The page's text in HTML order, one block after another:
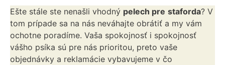
Ešte stále ste nenašli vhodný pelech pre staforda? V
tom prípade sa na nás neváhajte obrátiť a my vám
ochotne poradíme. Vaša spokojnosť i spokojnosť
vášho psíka sú pre nás prioritou, preto vaše
objednávky a reklamácie vybavujeme v čo